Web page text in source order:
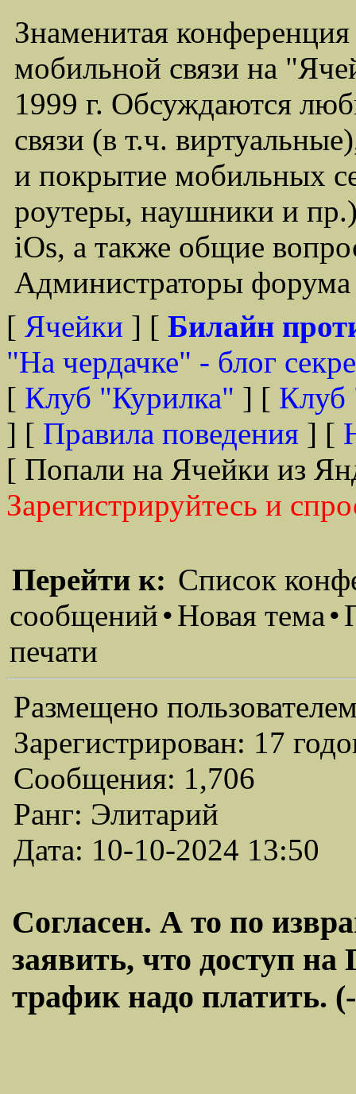
Знаменитая
мобильной связи на
1999 г. Обсуждаются
связи (в т.ч.
и покрытие мобильных
роутеры, наушники и
iOs, а также общие
Администраторы
[ Ячейки ] [ Билайн
"На чердачке" - блог
[ Клуб "Курилка" ] [ Клуб
] [ Правила поведения ] [
[ Попали на Ячейки из
Зарегистрируйтесь и
Перейти к: Список
сообщений•Новая тема•
печати
Размещено
Зарегистрирован: 17
Сообщения: 1,706
Ранг: Элитарий
Дата: 10-10-2024 13:50
Согласен. А то по
заявить, что доступ на
трафик надо платить.